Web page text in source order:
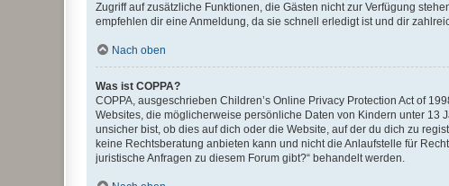
Zugriff auf zusätzliche Funktionen, die Gästen nicht zur Verfügung
empfehlen dir eine Anmeldung, da sie schnell erledigt ist und dir
Nach oben
Was ist COPPA?
COPPA, ausgeschrieben Children’s Online Privacy Protection Act of
Websites, die möglicherweise persönliche Daten von Kindern unter
unsicher bist, ob dies auf dich oder die Website, auf der du dich zu
keine Rechtsberatung anbieten kann und nicht die Anlaufstelle für
juristische Anfragen zu diesem Forum gibt?“ behandelt werden.